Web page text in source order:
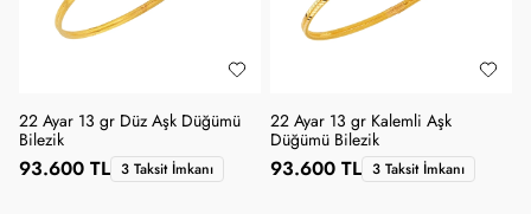
22 Ayar 13 gr Düz Aşk Düğümü
Bilezik
93.600 TL 3 Taksit İmkanı
22 Ayar 13 gr Kalemli Aşk
Düğümü Bilezik
93.600 TL 3 Taksit İmkanı